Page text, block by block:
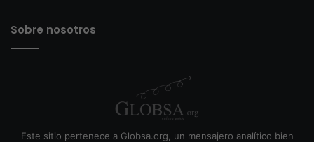
Sobre nosotros
Este sitio pertenece a Globsa.org, un mensajero analítico bien